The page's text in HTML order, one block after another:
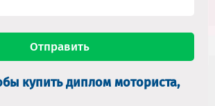
купить диплом моториста,